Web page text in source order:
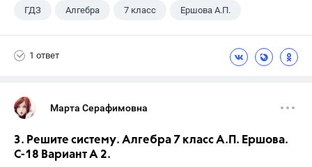
ГДЗ Алгебра 7 класс Ершова А.П.
1 ответ
Марта Серафимовна
3. Решите систему. Алгебра 7 класс А.П. Ершова.
С-18 Вариант А 2.